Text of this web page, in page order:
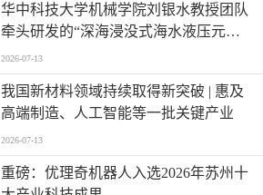
华中科技大学机械学院刘银水教授团队
牵头研发的“深海浸没式海水液压元件
关键技术及应用”荣获国家技术发明奖
二等奖
2026-07-13
我国新材料领域持续取得新突破 | 惠及
高端制造、人工智能等一批关键产业
2026-07-13
重磅：优理奇机器人入选2026年苏州十